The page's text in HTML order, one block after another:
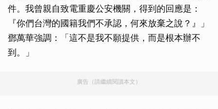
件。我曾親自致電重慶公安機關，得到的回應是：
『你們台灣的國籍我們不承認，何來放棄之說？』」
鄧萬華強調：「這不是我不願提供，而是根本辦不
到。」
廣告（請繼續閱讀本文）